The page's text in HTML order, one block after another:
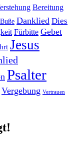
Bereitung
Buße Danklied Dies
Fürbitte Gebet
Jesus
Psalter
Vergebung Vertrauen